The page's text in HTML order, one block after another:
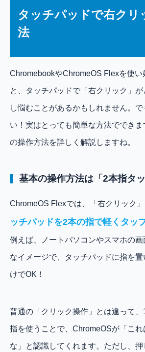
タッチパッドで右クリ
法
ChromebookやChromeOS Flexを使い
と、タッチパッドで「右クリック」
し悩むことがあるかもしれません。
い！実はとっても簡単な方法ででき
の操作方法を詳しく解説しますね。
基本の操作方法は「2本指タッ
ChromeOS Flexでは、「右クリック
ッチパッドを2本の指で軽くタッ
例えば、ノートパソコンやスマホの画
なイメージで、タッチパッドに指を
けでOK！
普通の「クリック操作」とは違って
指を使うことで、ChromeOSが「こ
な」と認識してくれます。ただし、